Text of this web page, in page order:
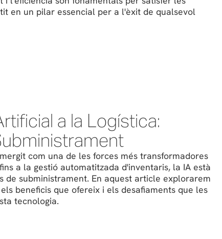
en un pilar essencial per a l'èxit de qualsevol
a la Logística:
com una de les forces més transformadores
a la gestió automatitzada d'inventaris, la IA està
de subministrament. En aquest article explorarem
beneficis que ofereix i els desafiaments que les
tecnologia.